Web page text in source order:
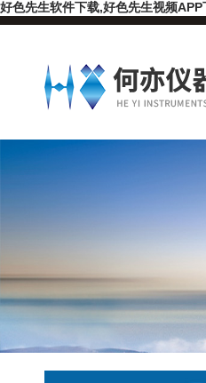
好色先生软件下载,好色先生视频